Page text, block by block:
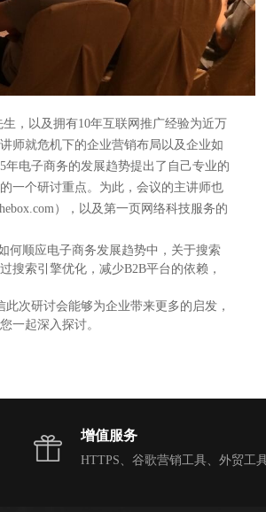
生，以及拥有10年互联网推广经验为近万
师就危机下的企业营销布局以及企业如
5年电子商务的发展趋势提出了自己专业的
一个研讨重点。为此，会议的主讲师也
），以及第一页网络科技服务的
何顺应电子商务发展趋势中，关于搜索
搜索引擎优化，减少B2B平台的依赖，
次研讨会能够为企业带来更多的启发，
一起深入探讨。
增值服务
HTTPS、谷歌营销工具、外贸工